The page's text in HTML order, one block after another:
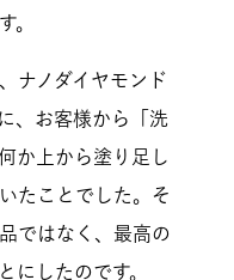
。
ナノダイヤモンド
、お客様から「洗
か上から塗り足し
たことでした。そ
ではなく、最高の
にしたのです。